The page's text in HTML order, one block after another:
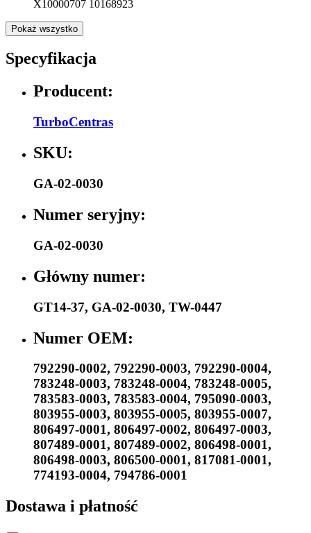
X10000707 10168923
Pokaż wszystko
Specyfikacja
Producent:
TurboCentras
SKU:
GA-02-0030
Numer seryjny:
GA-02-0030
Główny numer:
GT14-37, GA-02-0030, TW-0447
Numer OEM:
792290-0002, 792290-0003, 792290-0004,
783248-0003, 783248-0004, 783248-0005,
783583-0003, 783583-0004, 795090-0003,
803955-0003, 803955-0005, 803955-0007,
806497-0001, 806497-0002, 806497-0003,
807489-0001, 807489-0002, 806498-0001,
806498-0003, 806500-0001, 817081-0001,
774193-0004, 794786-0001
Dostawa i płatność